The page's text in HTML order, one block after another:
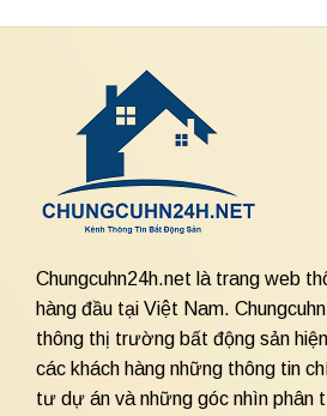
Chungcuhn24h.net là trang web
hàng đầu tại Việt Nam.
thông thị trường bất động sản
các khách hàng những thông tin
tư dự án và những góc nhìn phân